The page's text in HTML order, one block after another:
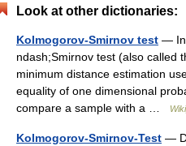
Look at other dictionaries:
Kolmogorov-Smirnov test — In
ndash;Smirnov test (also called
minimum distance estimation
equality of one dimensional
compare a sample with a …
Kolmogorov-Smirnov-Test —